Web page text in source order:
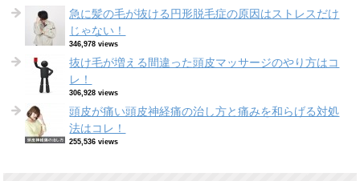
急に髪の毛が抜ける円形脱毛症の原因はストレスだけ
じゃない！
346,978 views
抜け毛が増える間違った頭皮マッサージのやり方はコ
レ！
306,928 views
頭皮が痛い頭皮神経痛の治し方と痛みを和らげる対処
法はコレ！
255,536 views